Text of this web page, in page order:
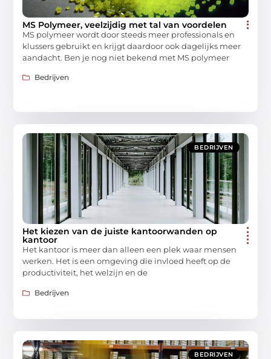
MS Polymeer, veelzijdig met tal van voordelen
MS polymeer wordt door steeds meer professionals en
klussers gebruikt en krijgt daardoor ook dagelijks meer
aandacht. Ben je nog niet bekend met MS polymeer
Bedrijven
BEDRIJVEN
Het kiezen van de juiste kantoorwanden op
kantoor
Het kantoor is meer dan alleen een plek waar mensen
werken. Het is een omgeving die invloed heeft op de
productiviteit, het welzijn en de
Bedrijven
BEDRIJVEN